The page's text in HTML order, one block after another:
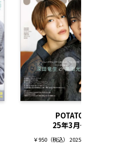
POTATO
25年3月号
￥950（税込） 2025.02.07発売